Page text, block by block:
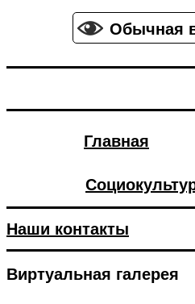
Обычная
Главная
Наши контакты
Виртуальная галерея